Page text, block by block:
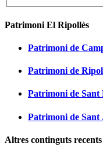
Patrimoni El Ripollès
Patrimoni de
Patrimoni de
Patrimoni de Sant
Patrimoni de Sant
Altres continguts recents